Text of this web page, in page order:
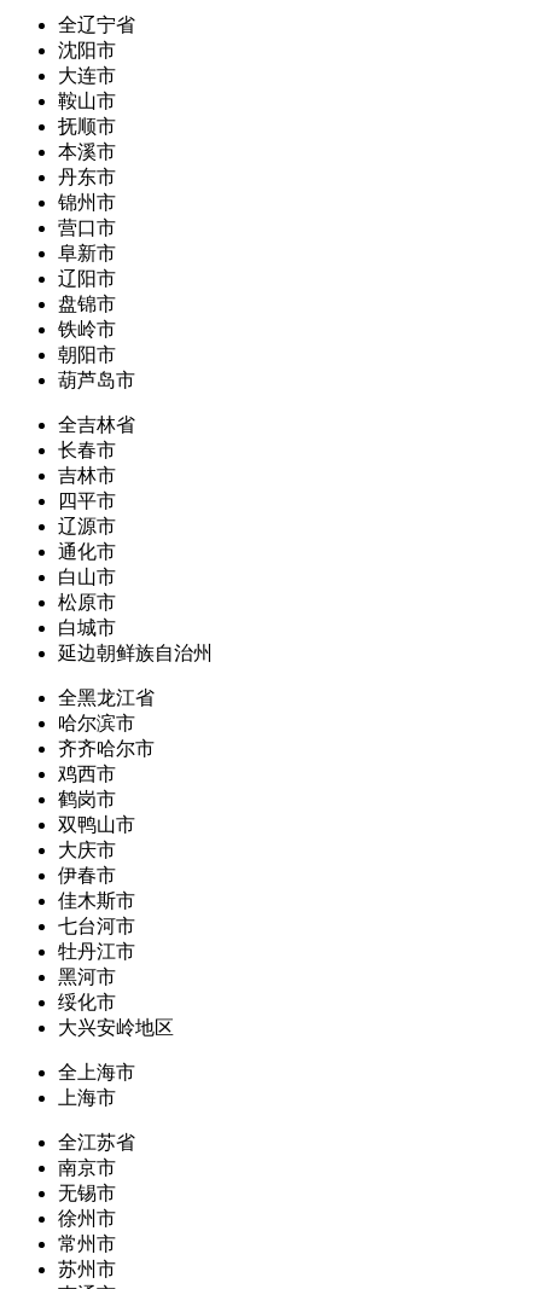
全辽宁省
沈阳市
大连市
鞍山市
抚顺市
本溪市
丹东市
锦州市
营口市
阜新市
辽阳市
盘锦市
铁岭市
朝阳市
葫芦岛市
全吉林省
长春市
吉林市
四平市
辽源市
通化市
白山市
松原市
白城市
延边朝鲜族自治州
全黑龙江省
哈尔滨市
齐齐哈尔市
鸡西市
鹤岗市
双鸭山市
大庆市
伊春市
佳木斯市
七台河市
牡丹江市
黑河市
绥化市
大兴安岭地区
全上海市
上海市
全江苏省
南京市
无锡市
徐州市
常州市
苏州市